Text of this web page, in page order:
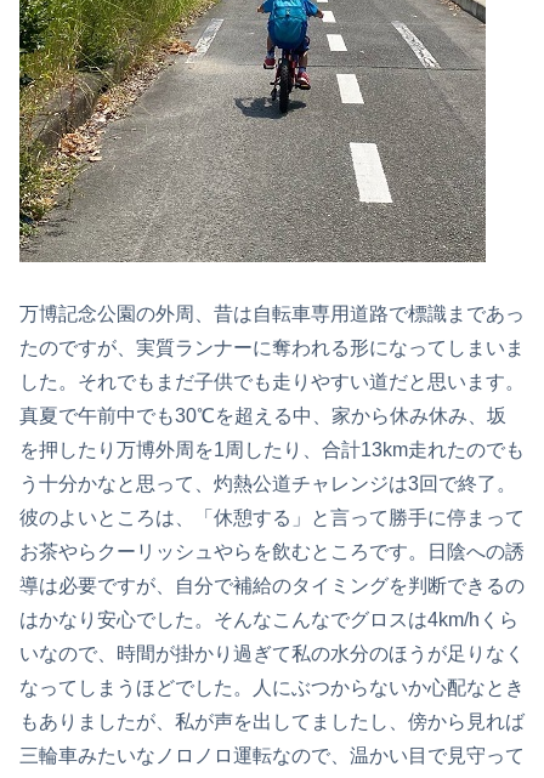
万博記念公園の外周、昔は自転車専用道路で標識まであっ
たのですが、実質ランナーに奪われる形になってしまいま
した。それでもまだ子供でも走りやすい道だと思います。
真夏で午前中でも30℃を超える中、家から休み休み、坂
を押したり万博外周を1周したり、合計13km走れたのでも
う十分かなと思って、灼熱公道チャレンジは3回で終了。
彼のよいところは、「休憩する」と言って勝手に停まって
お茶やらクーリッシュやらを飲むところです。日陰への誘
導は必要ですが、自分で補給のタイミングを判断できるの
はかなり安心でした。そんなこんなでグロスは4km/hくら
いなので、時間が掛かり過ぎて私の水分のほうが足りなく
なってしまうほどでした。人にぶつからないか心配なとき
もありましたが、私が声を出してましたし、傍から見れば
三輪車みたいなノロノロ運転なので、温かい目で見守って